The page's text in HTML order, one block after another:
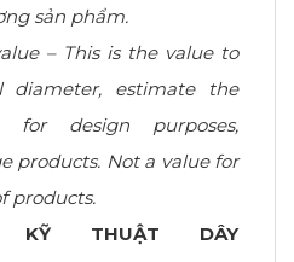
sản phẩm.
– This is the value to
diameter, estimate the
for design purposes,
products. Not a value for
products.
THUẬT DÂY